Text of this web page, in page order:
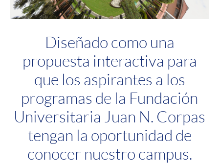
Diseñado como una
propuesta interactiva para
que los aspirantes a los
programas de la Fundación
Universitaria Juan N. Corpas
tengan la oportunidad de
conocer nuestro campus.